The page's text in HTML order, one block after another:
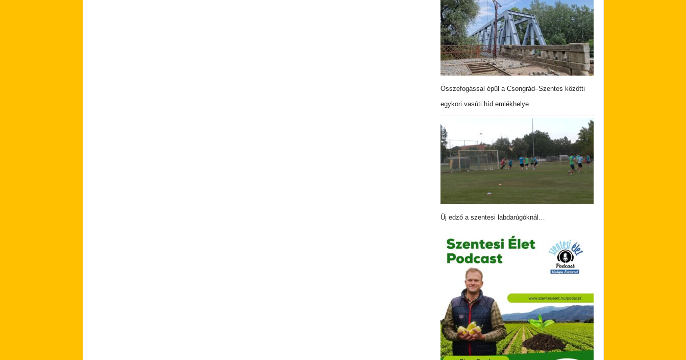
Összefogással épül a Csongrád–Szentes közötti
egykori vasúti híd emlékhelye…
Új edző a szentesi labdarúgóknál…